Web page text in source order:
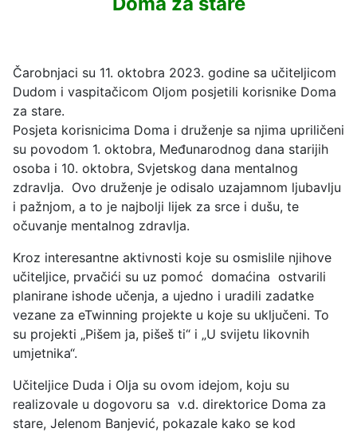
Čarobnjaci su 11. oktobra 2023. godine sa učiteljicom
Dudom i vaspitačicom Oljom posjetili korisnike Doma
za stare.
Posjeta korisnicima Doma i druženje sa njima upriličeni
su povodom 1. oktobra, Međunarodnog dana starijih
osoba i 10. oktobra, Svjetskog dana mentalnog
zdravlja. Ovo druženje je odisalo uzajamnom ljubavlju
i pažnjom, a to je najbolji lijek za srce i dušu, te
očuvanje mentalnog zdravlja.
Kroz interesantne aktivnosti koje su osmislile njihove
učiteljice, prvačići su uz pomoć domaćina ostvarili
planirane ishode učenja, a ujedno i uradili zadatke
vezane za eTwinning projekte u koje su uključeni. To
su projekti „Pišem ja, pišeš ti“ i „U svijetu likovnih
umjetnika“.
Učiteljice Duda i Olja su ovom idejom, koju su
realizovale u dogovoru sa v.d. direktorice Doma za
stare, Jelenom Banjević, pokazale kako se kod